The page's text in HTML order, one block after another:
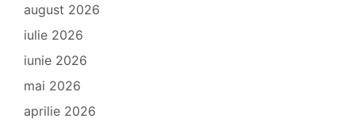
august 2026
iulie 2026
iunie 2026
mai 2026
aprilie 2026